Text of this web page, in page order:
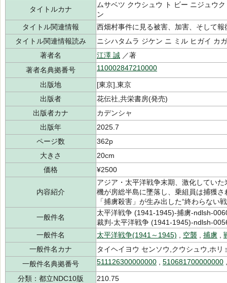
タイトルカナ
ムサベツ クウシュウ ト ビー ニジュウ
ン
タイトル関連情報
西畑村事件に見る被害、加害、そして報
タイトル関連情報読み
ニシハタムラ ジケン ニ ミル ヒガイ カ
著者名
江澤 誠 ／著
著者名典拠番号
110002847210000
出版地
[東京],東京
出版者
花伝社,共栄書房(発売)
出版者カナ
カデンシャ
出版年
2025.7
ページ数
362p
大きさ
20cm
価格
¥2500
内容紹介
アジア・太平洋戦争末期、激化してい
機が房総半島に墜落し、乗組員は捕獲
「捕虜殺害」が生み出した“終わらない
一般件名
太平洋戦争 (1941-1945)-捕虜-ndlsh-
裁判-太平洋戦争 (1941-1945)-ndlsh-
一般件名
太平洋戦争(1941～1945) 空襲 捕虜
一般件名カナ
タイヘイヨウ センソウ,クウシュウ,ホリ
一般件名典拠番号
511126300000000 510681700000000
分類：都立NDC10版
210.75